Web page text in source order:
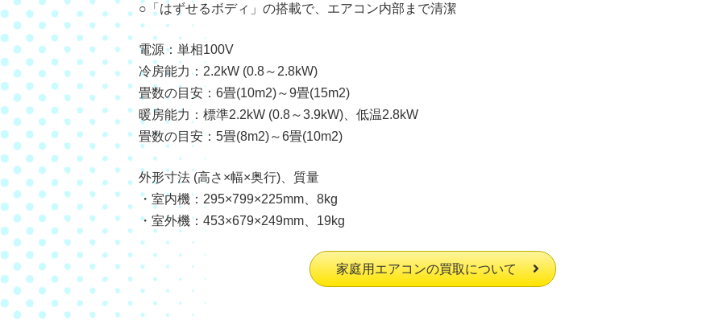
○「はずせるボディ」の搭載で、エアコン内部まで清潔
電源：単相100V
冷房能力：2.2kW (0.8～2.8kW)
畳数の目安：6畳(10m2)～9畳(15m2)
暖房能力：標準2.2kW (0.8～3.9kW)、低温2.8kW
畳数の目安：5畳(8m2)～6畳(10m2)
外形寸法 (高さ×幅×奥行)、質量
・室内機：295×799×225mm、8kg
・室外機：453×679×249mm、19kg
家庭用エアコンの買取について